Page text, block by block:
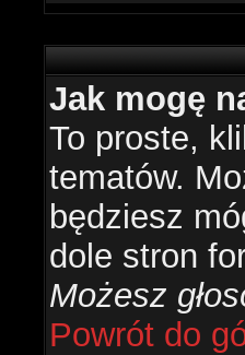
Jak mogę
To proste,
tematów.
będziesz
dole stron
Możesz
Powrót do